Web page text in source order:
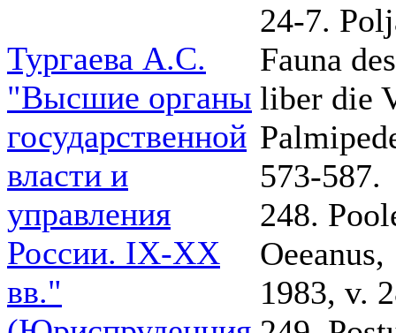
Тургаева А.С.
"Высшие органы
государственной
власти и
управления
России. IХ-ХХ
вв."
24-7.
Fauna
liber die
573-587.
248.
Oeeanus,
1983, v.